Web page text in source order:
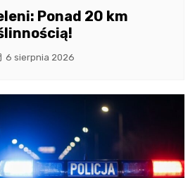
Ponad 20 km
6 sierpnia 2026